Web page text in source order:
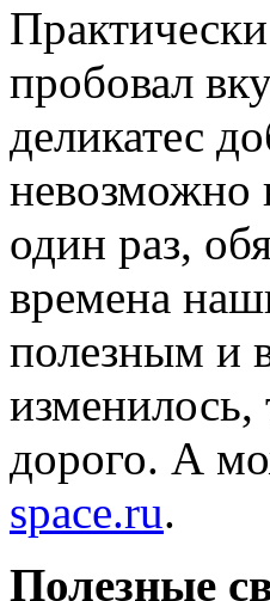
пробовал
деликатес
невозможно
один раз,
времена
полезным и
изменилось,
дорого. А
space.ru.
Полезные